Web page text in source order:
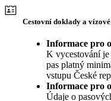
Cestovní doklady a
Informace pro
K vycestování je
pas platný
vstupu České
Informace pro
Údaje o